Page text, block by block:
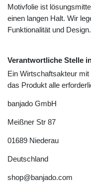
Motivfolie ist
einen langen Halt. Wir
Funktionalität und Design.
Verantwortliche Stelle
Ein Wirtschaftsakteur
das Produkt alle
banjado GmbH
Meißner Str 87
01689 Niederau
Deutschland
shop@banjado.com